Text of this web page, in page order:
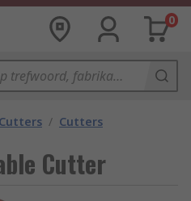
0
/ Cutters
Cutter